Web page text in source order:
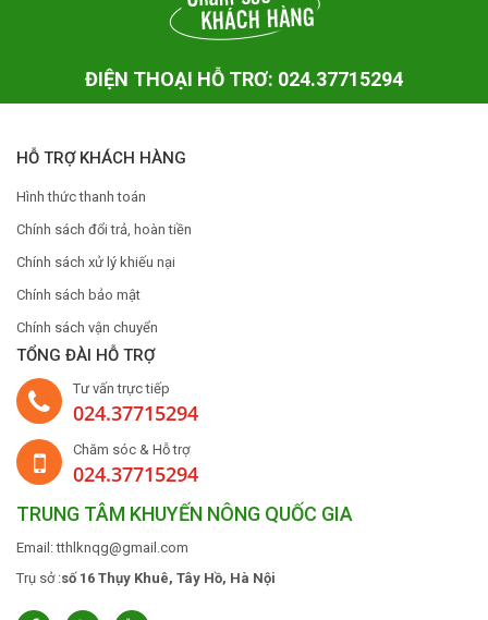
ĐIỆN THOẠI HỖ TRƠ: 024.37715294
HỖ TRỢ KHÁCH HÀNG
Hình thức thanh toán
Chính sách đổi trả, hoàn tiền
Chính sách xử lý khiếu nại
Chính sách bảo mật
Chính sách vận chuyển
TỔNG ĐÀI HỖ TRỢ
Tư vấn trực tiếp
024.37715294
Chăm sóc & Hỗ trợ
024.37715294
TRUNG TÂM KHUYẾN NÔNG QUỐC GIA
Email: tthlknqg@gmail.com
Trụ sở :số 16 Thụy Khuê, Tây Hồ, Hà Nội